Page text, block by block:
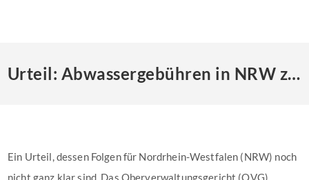
Urteil: Abwassergebühren in NRW zu hoch
Ein Urteil, dessen Folgen für Nordrhein-Westfalen (NRW) noch
nicht ganz klar sind. Das Oberverwaltungsgericht (OVG)